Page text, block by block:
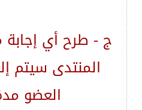
ج - طرح أي
المنتدى سيتم
العضو